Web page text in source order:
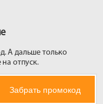
А дальше только
отпуск.
Забрать промокод